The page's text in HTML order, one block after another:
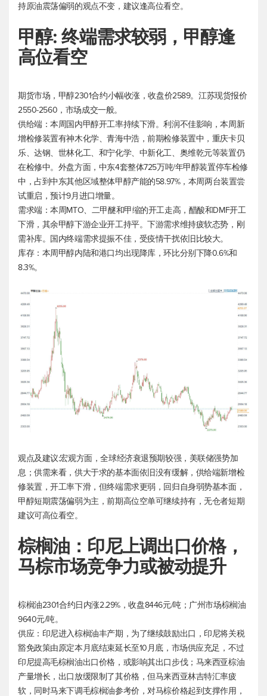
持原油震荡偏弱的观点不变，建议逢高位看空。
甲醇: 终端需求较弱，甲醇逢
高位看空
期货市场，甲醇2301合约小幅收涨，收盘价2589。江苏现货报价
2550-2560，市场成交一般。
供给端：本周国内甲醇开工率持续下滑。利润不佳影响，本周新
增检修装置有神木化学、青海中浩，前期检修装置中，重庆卡贝
乐、达钢、世林化工、和宁化学、中新化工、奥维乾元等装置仍
在检修中。外盘方面，中东4套整体725万吨/年甲醇装置停车检修
中，占到中东其他区域整体甲醇产能的58.97%，本周两台装置尝
试重启，预计9月进口增量。
需求端：本周MTO、二甲醚和甲缩的开工走高，醋酸和DMF开工
下滑，其余甲醇下游企业开工持平。下游需求维持疲软态势，刚
需补库。国内终端需求提振不佳，受疫情干扰依旧比较大。
库存：本周甲醇内陆和港口均出现降库，环比分别下降0.6%和
8.3%。
观点及建议:宏观方面，全球经济衰退预期较强，美联储强势加
息；供需来看，供大于求的基本面依旧没有缓解，供给端新增检
修装置，开工率下滑，但终端需求更弱，回归自身弱势基本面，
甲醇短期震荡偏弱为主，前期高位空单可继续持有，无仓者短期
建议可高位看空。
棕榈油：印尼上调出口价格，
马棕市场竞争力或被动提升
棕榈油2301合约日内涨2.29%，收盘8446元/吨；广州市场棕榈油
9640元/吨。
供应：印尼进入棕榈油丰产期，为了继续鼓励出口，印尼将关税
豁免政策由原定本月底结束延长至10月底，市场供应充足，不过
印尼提高毛棕榈油出口价格，或影响其出口步伐；马来西亚棕油
产量增长，出口放缓限制了其价格，但马来西亚林吉特汇率疲
软，同时马来下调毛棕榈油参考价，对马棕价格起到支撑作用，